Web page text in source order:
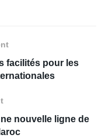
facilités pour les
nouvelle ligne de